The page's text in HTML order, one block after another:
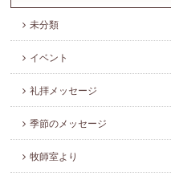
未分類
イベント
礼拝メッセージ
季節のメッセージ
牧師室より